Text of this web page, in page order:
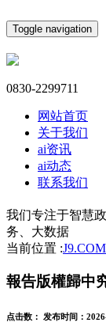
Toggle navigation
0830-2299711
网站首页
关于我们
ai资讯
ai动态
联系我们
我们专注于智慧
务、大数据
当前位置 :
報告版權歸中
点击数： 发布时间：